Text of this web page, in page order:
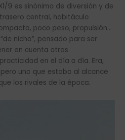
9 es sinónimo de diversión y de
central, habitáculo
poco peso, propulsión…
nicho”, pensado para ser
en cuenta otras
en el día a día. Era,
uno que estaba al alcance
los rivales de la época.